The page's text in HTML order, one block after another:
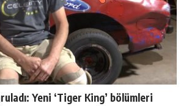
Yeni ‘Tiger King’ bölümleri